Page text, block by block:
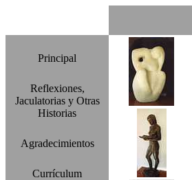
Principal
Reflexiones,
Jaculatorias y Otras
Historias
Agradecimientos
Currículum